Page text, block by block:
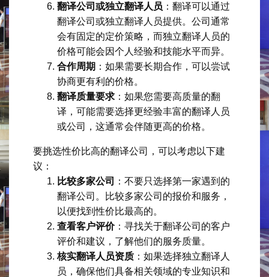
翻译公司或独立翻译人员 ：翻译可以通过
翻译公司或独立翻译人员提供。公司通常
会有固定的定价策略，而独立翻译人员的
价格可能会因个人经验和技能水平而异。
合作周期 ：如果需要长期合作，可以尝试
协商更有利的价格。
翻译质量要求 ：如果您需要高质量的翻
译，可能需要选择更经验丰富的翻译人员
或公司，这通常会伴随更高的价格。
要挑选性价比高的翻译公司，可以考虑以下建
议：
比较多家公司
：不要只选择第一家遇到的
翻译公司。比较多家公司的报价和服务，
以便找到性价比最高的。
查看客户评价：寻找关于翻译公司的客户
评价和建议，了解他们的服务质量。
核实翻译人员资质 ：如果选择独立翻译人
员，确保他们具备相关领域的专业知识和